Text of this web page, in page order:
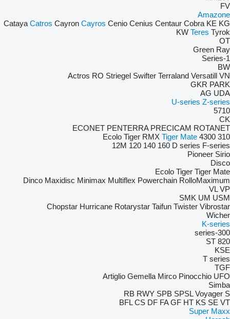
FV
Amazone
Cataya Catros Cayron Cayros Cenio Cenius Centaur Cobra KE KG
KW Teres Tyrok
OT
Green Ray
1-Series
BW
Actros RO Striegel Swifter Terraland Versatill VN
GKR PARK
AG UDA
U-series Z-series
5710
CK
ECONET PENTERRA PRECICAM ROTANET
310
4300
Ecolo Tiger RMX Tiger Mate
12M 120 140 160 D series F-series
Pioneer Sirio
Disco
Ecolo Tiger Tiger Mate
Dinco Maxidisc Minimax Multiflex Powerchain RolloMaximum
VL VP
SMK UM USM
Chopstar Hurricane Rotarystar Taifun Twister Vibrostar
Wicher
K-series
300-series
ST 820
KSE
T series
TGF
Artiglio Gemella Mirco Pinocchio UFO
Simba
RB RWY SPB SPSL Voyager S
BFL CS DF FA GF HT KS SE VT
Super Maxx